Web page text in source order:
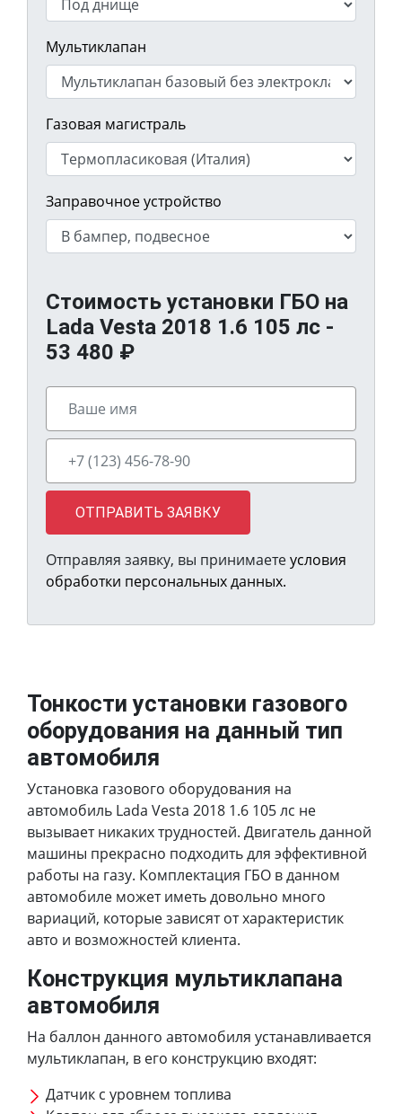
Мультиклапан
Газовая магистраль
Заправочное устройство
Стоимость установки ГБО на
Lada Vesta 2018 1.6 105 лс -
53 480 ₽
ОТПРАВИТЬ ЗАЯВКУ
Отправляя заявку, вы принимаетеусловия
обработки персональных данных.
Тонкости установки газового
оборудования на данный тип
автомобиля
Установка газового оборудования на
автомобиль Lada Vesta 2018 1.6 105 лс не
вызывает никаких трудностей. Двигатель данной
машины прекрасно подходить для эффективной
работы на газу. Комплектация ГБО в данном
автомобиле может иметь довольно много
вариаций, которые зависят от характеристик
авто и возможностей клиента.
Конструкция мультиклапана
автомобиля
На баллон данного автомобиля устанавливается
мультиклапан, в его конструкцию входят:
Датчик с уровнем топлива